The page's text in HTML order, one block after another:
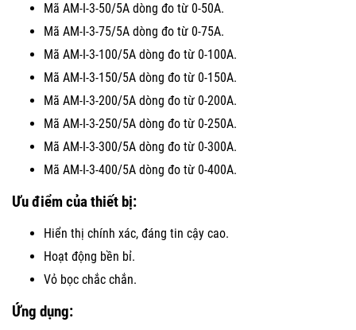
Mã AM-I-3-50/5A dòng đo từ 0-50A.
Mã AM-I-3-75/5A dòng đo từ 0-75A.
Mã AM-I-3-100/5A dòng đo từ 0-100A.
Mã AM-I-3-150/5A dòng đo từ 0-150A.
Mã AM-I-3-200/5A dòng đo từ 0-200A.
Mã AM-I-3-250/5A dòng đo từ 0-250A.
Mã AM-I-3-300/5A dòng đo từ 0-300A.
Mã AM-I-3-400/5A dòng đo từ 0-400A.
Ưu điểm của thiết bị:
Hiển thị chính xác, đáng tin cậy cao.
Hoạt động bền bỉ.
Vỏ bọc chắc chắn.
Ứng dụng: